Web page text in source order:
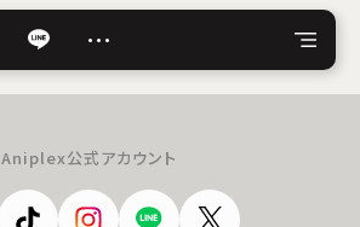
…
Aniplex公式アカウント